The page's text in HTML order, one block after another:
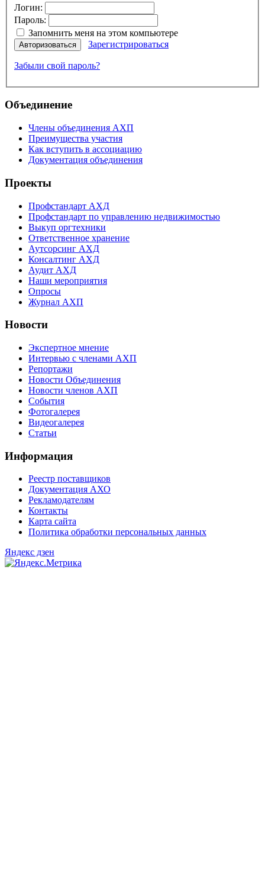
Логин:
Пароль:
Запомнить меня на этом компьютере
Авторизоваться Зарегистрироваться
Забыли свой пароль?
Объединение
Члены объединения АХП
Преимущества участия
Как вступить в ассоциацию
Документация объединения
Проекты
Профстандарт АХД
Профстандарт по управлению недвижимостью
Выкуп оргтехники
Ответственное хранение
Аутсорсинг АХД
Консалтинг АХД
Аудит АХД
Наши мероприятия
Опросы
Журнал АХП
Новости
Экспертное мнение
Интервью с членами АХП
Репортажи
Новости Объединения
Новости членов АХП
События
Фотогалерея
Видеогалерея
Статьи
Информация
Реестр поставщиков
Документация АХО
Рекламодателям
Контакты
Карта сайта
Политика обработки персональных данных
Яндекс дзен